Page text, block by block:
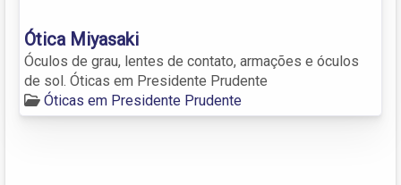
Ótica Miyasaki
Óculos de grau, lentes de contato, armações e óculos
de sol. Óticas em Presidente Prudente
Óticas em Presidente Prudente